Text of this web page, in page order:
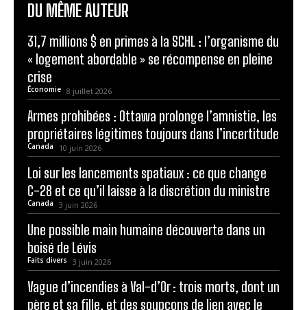
DU MÊME AUTEUR
31,7 millions $ en primes à la SCHL : l’organisme du
« logement abordable » se récompense en pleine
crise
Économie 8 juillet 2026
Armes prohibées : Ottawa prolonge l’amnistie, les
propriétaires légitimes toujours dans l’incertitude
Canada 10 juin 2026
Loi sur les lancements spatiaux : ce que change
C-28 et ce qu’il laisse à la discrétion du ministre
Canada 3 juin 2026
Une possible main humaine découverte dans un
boisé de Lévis
Faits divers 3 juin 2026
Vague d’incendies à Val-d’Or : trois morts, dont un
père et sa fille, et des soupçons de lien avec le